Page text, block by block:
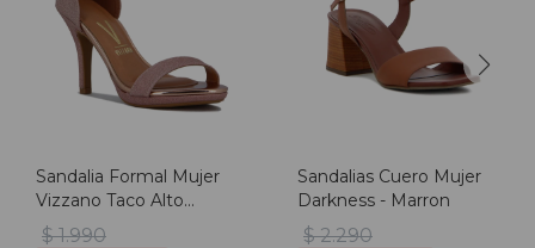
Sandalia Formal Mujer
Vizzano Taco Alto
Brillosa - Cobre
$ 1.990
Sandalias Cuero Mujer
Darkness - Marron
$ 2.290